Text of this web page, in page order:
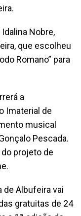
Nobre,
que escolheu
Romano” para
a
Imaterial de
musical
Pescada.
projeto de
de Albufeira vai
gratuitas de 24